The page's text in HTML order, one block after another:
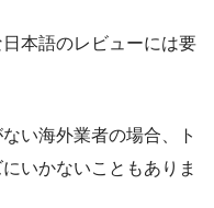
本語のレビューには要
い海外業者の場合、ト
いかないこともありま